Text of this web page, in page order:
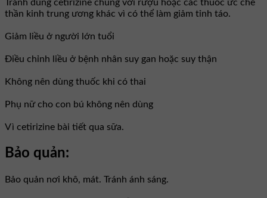
Tránh dùng cetirizine chung với rượu hoặc các thuốc ức chế
thần kinh trung ương khác vì có thể làm giảm tỉnh táo.
Giảm liều ở người lớn tuổi
Điều chỉnh liều ở bệnh nhân suy gan hoặc suy thận
Không nên dùng thuốc khi có thai
Phụ nữ cho con bú không nên dùng
Vì cetirizine bài tiết qua sữa.
Bảo quản:
Bảo quản nơi khô, mát. Tránh ánh sáng.